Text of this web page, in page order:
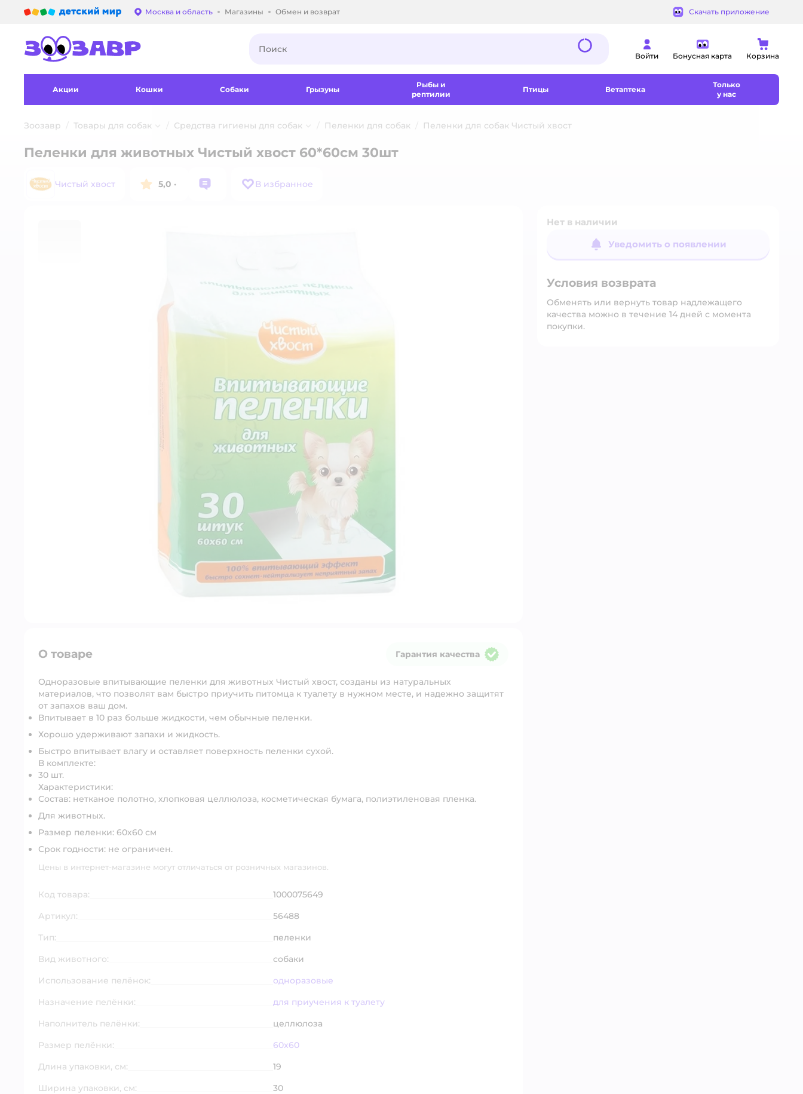
Выбор адреса доставки.
Москва и область Магазины Обмен и возврат Скачать приложение
Войти Бонусная карта Корзина
Акции Кошки Собаки Грызуны
Рыбы и
рептилии
Птицы Ветаптека
Только
у нас
Зоозавр Товары для собак Средства гигиены для собак Пеленки для собак Пеленки для собак Чистый хвост
Пеленки для животных Чистый хвост 60*60см 30шт
Чистый хвост 5,0 · В избранное
Нет в наличии
Уведомить о появлении
Условия возврата
Обменять или вернуть товар надлежащего
качества можно в течение 14 дней с момента
покупки.
О товаре Гарантия качества
Одноразовые впитывающие пеленки для животных Чистый хвост, созданы из натуральных
материалов, что позволят вам быстро приучить питомца к туалету в нужном месте, и надежно защитят
от запахов ваш дом.
Впитывает в 10 раз больше жидкости, чем обычные пеленки.
Хорошо удерживают запахи и жидкость.
Быстро впитывает влагу и оставляет поверхность пеленки сухой.
В комплекте:
30 шт.
Характеристики:
Состав: нетканое полотно, хлопковая целлюлоза, косметическая бумага, полиэтиленовая пленка.
Для животных.
Размер пеленки: 60х60 см
Срок годности: не ограничен.
Цены в интернет-магазине могут отличаться от розничных магазинов.
Код товара:
1000075649
Артикул:
56488
Тип:
пеленки
Вид животного:
собаки
Использование пелёнок:
одноразовые
Назначение пелёнки:
для приучения к туалету
Наполнитель пелёнки:
целлюлоза
Размер пелёнки:
60x60
Длина упаковки, см:
19
Ширина упаковки, см:
30